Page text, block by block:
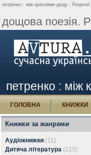
петренко : між краплями дощу : Рецензії
дощова поезія.
петренко : між
ГОЛОВНА КНИЖКИ
Книжки за жанрами
Аудіокнижки (11)
Дитяча література (215)